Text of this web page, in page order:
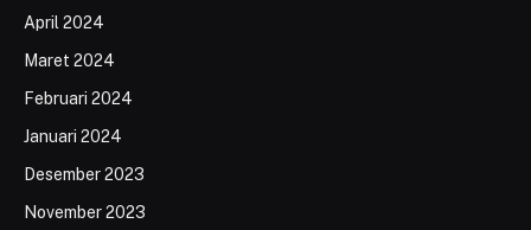
April 2024
Maret 2024
Februari 2024
Januari 2024
Desember 2023
November 2023